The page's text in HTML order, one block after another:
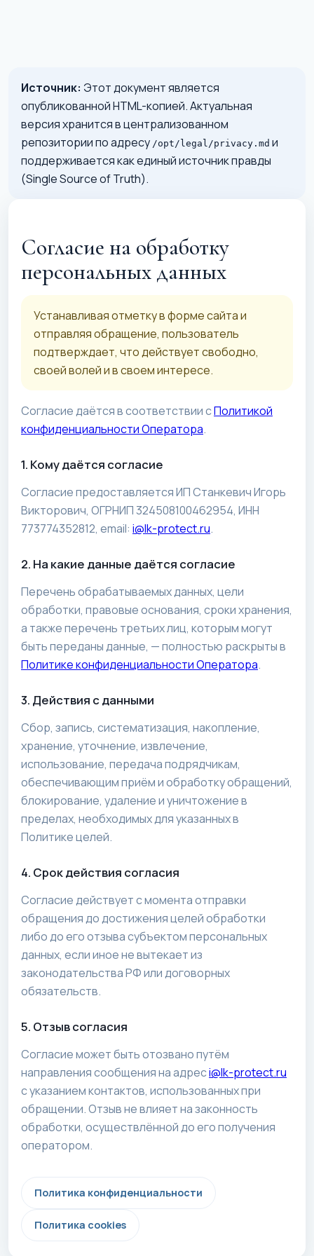
Источник: Этот документ является
опубликованной HTML-копией. Актуальная
версия хранится в централизованном
репозитории по адресу /opt/legal/privacy.md и
поддерживается как единый источник правды
(Single Source of Truth).
Согласие на обработку
персональных данных
Устанавливая отметку в форме сайта и
отправляя обращение, пользователь
подтверждает, что действует свободно,
своей волей и в своем интересе.
Согласие даётся в соответствии сПолитикой
конфиденциальности Оператора.
1. Кому даётся согласие
Согласие предоставляется ИП Станкевич Игорь
Викторович, ОГРНИП 324508100462954, ИНН
773774352812, email: i@lk-protect.ru.
2. На какие данные даётся согласие
Перечень обрабатываемых данных, цели
обработки, правовые основания, сроки хранения,
а также перечень третьих лиц, которым могут
быть переданы данные, — полностью раскрыты в
Политике конфиденциальности Оператора.
3. Действия с данными
Сбор, запись, систематизация, накопление,
хранение, уточнение, извлечение,
использование, передача подрядчикам,
обеспечивающим приём и обработку обращений,
блокирование, удаление и уничтожение в
пределах, необходимых для указанных в
Политике целей.
4. Срок действия согласия
Согласие действует с момента отправки
обращения до достижения целей обработки
либо до его отзыва субъектом персональных
данных, если иное не вытекает из
законодательства РФ или договорных
обязательств.
5. Отзыв согласия
Согласие может быть отозвано путём
направления сообщения на адресi@lk-protect.ru
с указанием контактов, использованных при
обращении. Отзыв не влияет на законность
обработки, осуществлённой до его получения
оператором.
Политика конфиденциальности
Политика cookies